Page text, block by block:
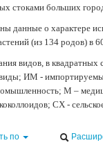
стоками больших
данные о характере
(из 134 родов) в
видов, в
ИМ -
М –
СХ -
по